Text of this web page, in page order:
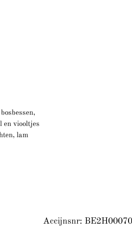
en viooltjes
lam
Accijnsnr: